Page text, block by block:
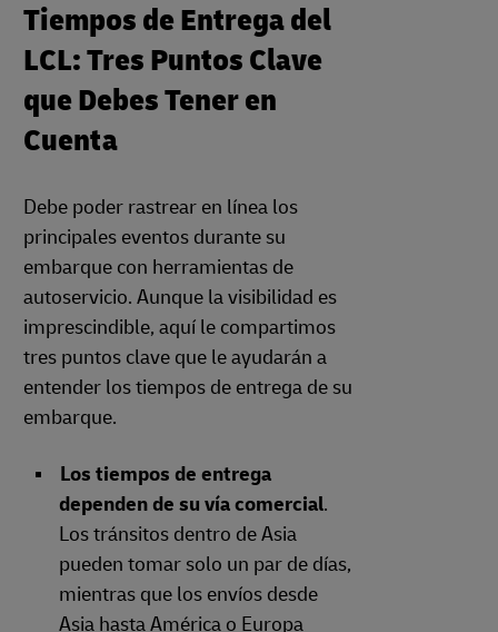
Tiempos de Entrega del
LCL: Tres Puntos Clave
que Debes Tener en
Cuenta
Debe poder rastrear en línea los
principales eventos durante su
embarque con herramientas de
autoservicio. Aunque la visibilidad es
imprescindible, aquí le compartimos
tres puntos clave que le ayudarán a
entender los tiempos de entrega de su
embarque.
Los tiempos de entrega
dependen de su vía comercial.
Los tránsitos dentro de Asia
pueden tomar solo un par de días,
mientras que los envíos desde
Asia hasta América o Europa